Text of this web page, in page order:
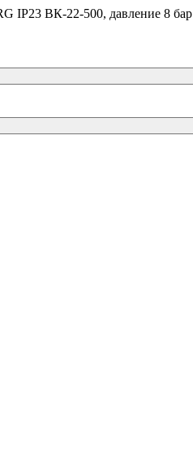
IP23 ВК-22-500, давление 8 бар